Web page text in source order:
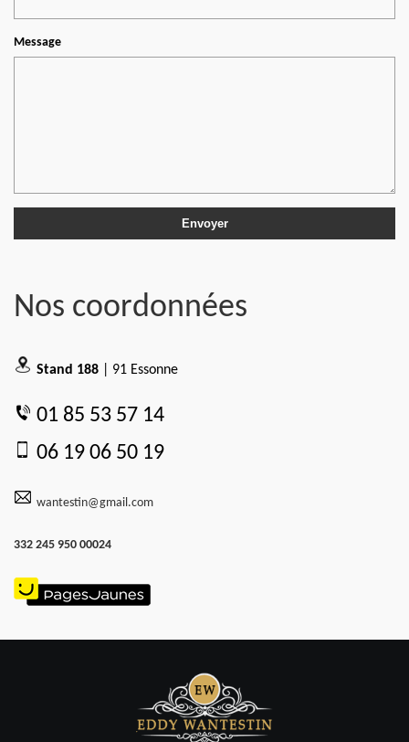
Message
Nos coordonnées
Stand 188 | 91 Essonne
01 85 53 57 14
06 19 06 50 19
wantestin@gmail.com
332 245 950 00024